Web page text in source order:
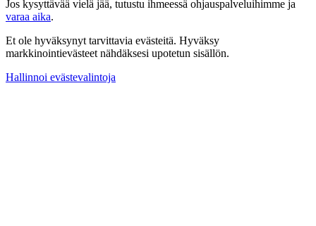
Jos kysyttävää vielä jää, tutustu ihmeessä ohjauspalveluihimme ja
varaa aika.
Et ole hyväksynyt tarvittavia evästeitä. Hyväksy
markkinointievästeet nähdäksesi upotetun sisällön.
Hallinnoi evästevalintoja